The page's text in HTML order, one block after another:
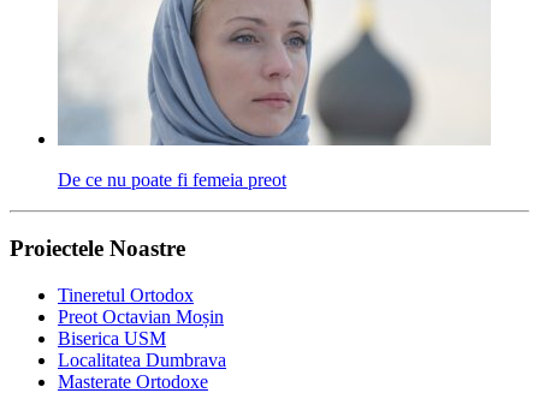
De ce nu poate fi femeia preot
Proiectele Noastre
Tineretul Ortodox
Preot Octavian Moșin
Biserica USM
Localitatea Dumbrava
Masterate Ortodoxe